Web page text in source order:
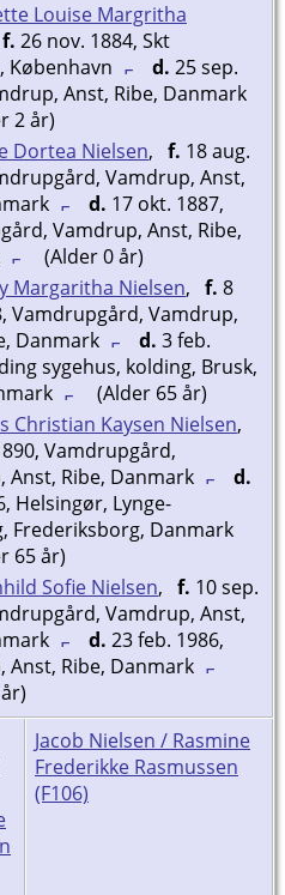
Louise Margritha
f. 26 nov. 1884, Skt
København
d. 25 sep.
Anst, Ribe, Danmark
2 år)
Dortea Nielsen, f. 18 aug.
Vamdrup, Anst,
d. 17 okt. 1887,
Vamdrup, Anst, Ribe,
(Alder 0 år)
Margaritha Nielsen, f. 8
Vamdrupgård, Vamdrup,
Danmark
d. 3 feb.
sygehus, kolding, Brusk,
(Alder 65 år)
Christian Kaysen Nielsen,
Vamdrupgård,
Anst, Ribe, Danmark
d.
Helsingør, Lynge-
Frederiksborg, Danmark
65 år)
Sofie Nielsen, f. 10 sep.
Vamdrup, Anst,
d. 23 feb. 1986,
Anst, Ribe, Danmark
Jacob Nielsen / Rasmine
Frederikke Rasmussen
(F106)